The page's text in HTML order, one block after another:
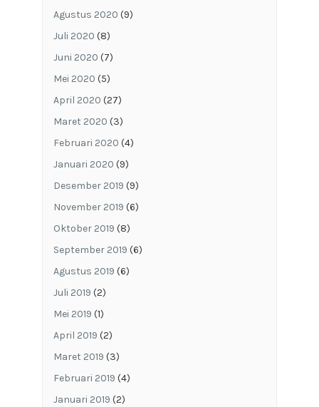
Agustus 2020 (9)
Juli 2020 (8)
Juni 2020 (7)
Mei 2020 (5)
April 2020 (27)
Maret 2020 (3)
Februari 2020 (4)
Januari 2020 (9)
Desember 2019 (9)
November 2019 (6)
Oktober 2019 (8)
September 2019 (6)
Agustus 2019 (6)
Juli 2019 (2)
Mei 2019 (1)
April 2019 (2)
Maret 2019 (3)
Februari 2019 (4)
Januari 2019 (2)